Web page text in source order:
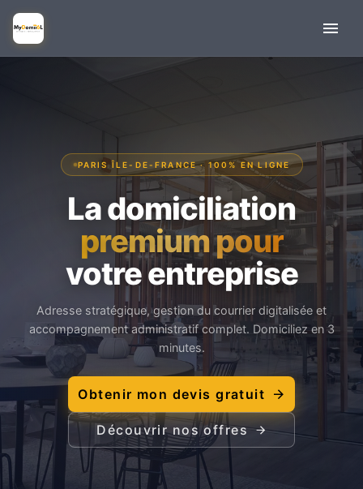
PARIS ÎLE-DE-FRANCE · 100% EN LIGNE
La domiciliation
premium pour
votre entreprise
Adresse stratégique, gestion du courrier digitalisée et
accompagnement administratif complet. Domiciliez en 3
minutes.
Obtenir mon devis gratuit
Découvrir nos offres